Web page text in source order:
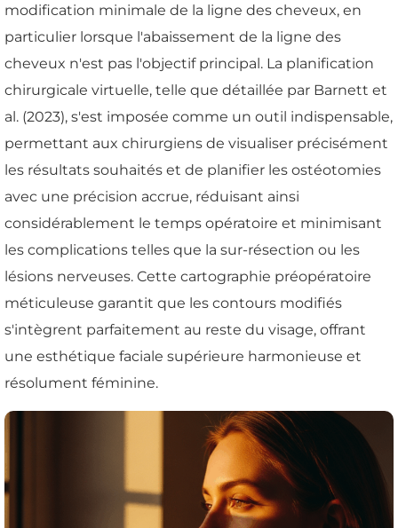
modification minimale de la ligne des cheveux, en
particulier lorsque l'abaissement de la ligne des
cheveux n'est pas l'objectif principal. La planification
chirurgicale virtuelle, telle que détaillée par Barnett et
al. (2023), s'est imposée comme un outil indispensable,
permettant aux chirurgiens de visualiser précisément
les résultats souhaités et de planifier les ostéotomies
avec une précision accrue, réduisant ainsi
considérablement le temps opératoire et minimisant
les complications telles que la sur-résection ou les
lésions nerveuses. Cette cartographie préopératoire
méticuleuse garantit que les contours modifiés
s'intègrent parfaitement au reste du visage, offrant
une esthétique faciale supérieure harmonieuse et
résolument féminine.